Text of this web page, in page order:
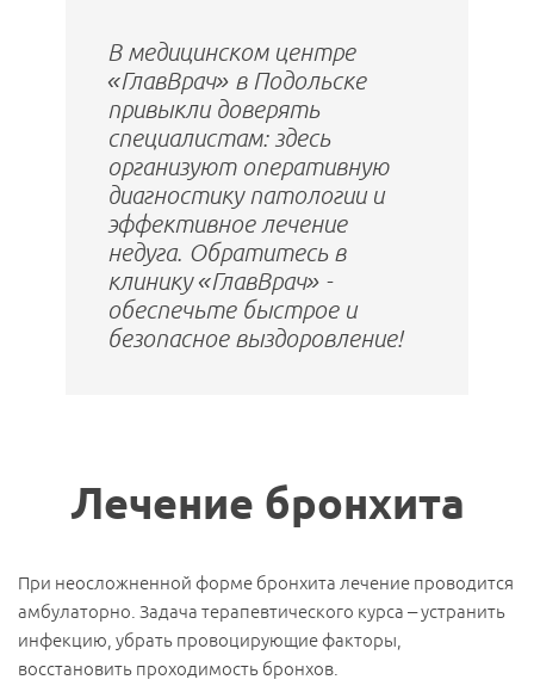
В медицинском центре
«ГлавВрач» в Подольске
привыкли доверять
специалистам: здесь
организуют оперативную
диагностику патологии и
эффективное лечение
недуга. Обратитесь в
клинику «ГлавВрач» -
обеспечьте быстрое и
безопасное выздоровление!
Лечение бронхита
При неосложненной форме бронхита лечение проводится
амбулаторно. Задача терапевтического курса – устранить
инфекцию, убрать провоцирующие факторы,
восстановить проходимость бронхов.